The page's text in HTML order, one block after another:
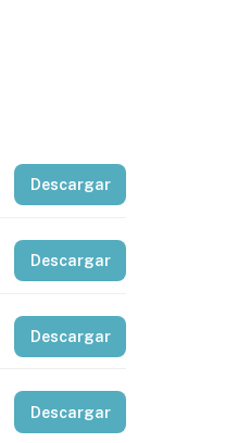
Descargar
Descargar
Descargar
Descargar